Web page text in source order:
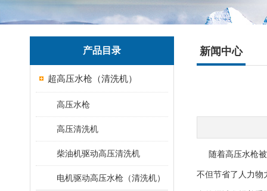
产品目录
超高压水枪（清洗机）
高压水枪
高压清洗机
柴油机驱动高压清洗机
电机驱动高压水枪（清洗机）
新闻中心
随着高压水枪被
不但节省了人力物